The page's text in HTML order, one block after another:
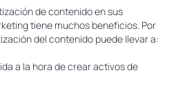
de contenido en sus
tiene muchos beneficios. Por
del contenido puede llevar a:
a la hora de crear activos de